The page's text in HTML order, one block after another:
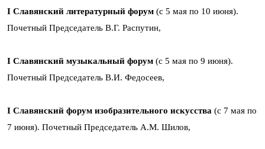
I Славянский литературный форум (с 5 мая по 10 июня).
Почетный Председатель В.Г. Распутин,
I Славянский музыкальный форум (с 5 мая по 9 июня).
Почетный Председатель В.И. Федосеев,
I Славянский форум изобразительного искусства (с 7 мая по
7 июня). Почетный Председатель А.М. Шилов,